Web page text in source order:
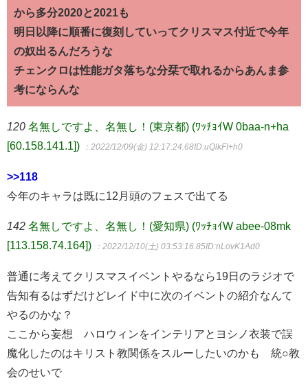
から多分2020と2021も
明日以降に順番に復刻していってクリスマス付近で今年
の奴出るんだろうな
チェンクロは性能ガタ落ちな分栞で取れるからあんま参
考にならんな
120 名無しですよ、名無し！(東京都) (ﾜｯﾁｮｲW 0baa-n+ha
[60.158.141.1])
：2022/12/09(金) 12:17:24.68ID:uQlkFI+h0
>>118
今年のキャラは既に12月頭のフェスで出てる
142 名無しですよ、名無し！(愛知県) (ﾜｯﾁｮｲW abee-08mk
[113.158.74.164])
：2022/12/10(土) 03:53:16.85ID:nLovK1Ad0
普通に考えてクリスマスイベントやるなら19日のラジオで
告知有るはずだけどレイド中に次のイベントの紹介なんて
やるのかな？
ここから妄想 ハロウィンをインテリアとヨシノ衣装で誤
魔化したのはキリスト教関係をスルーしたいのかも 統○教
会のせいで